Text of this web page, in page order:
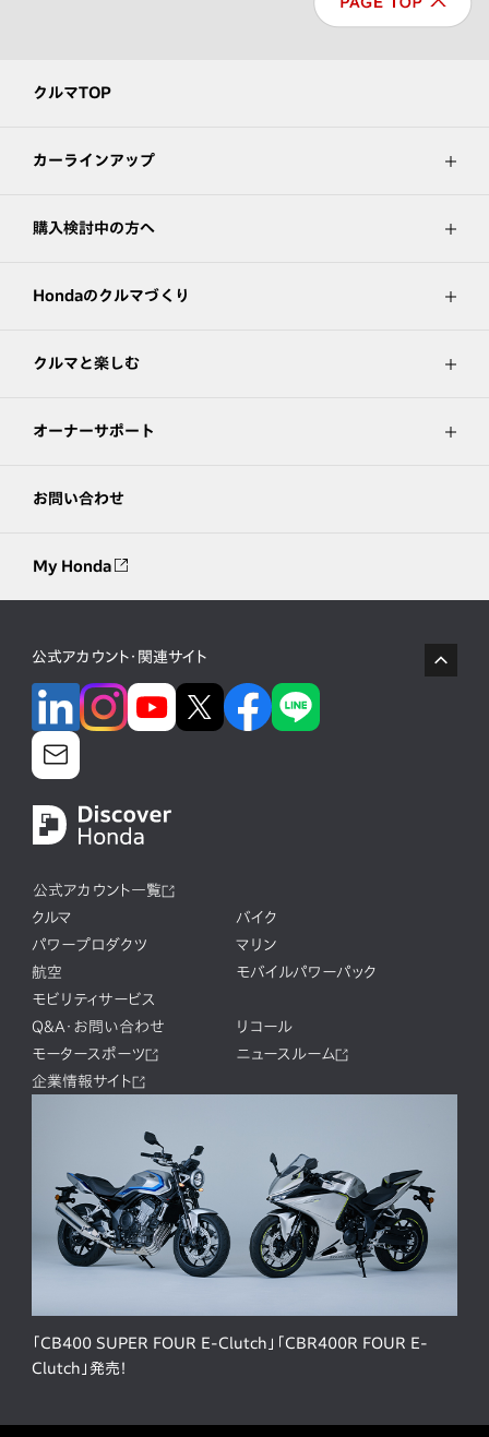
クルマTOP
カーラインアップ
購入検討中の方へ
Hondaのクルマづくり
クルマと楽しむ
オーナーサポート
お問い合わせ
My Honda
公式アカウント・関連サイト
公式アカウント一覧
クルマ
バイク
パワープロダクツ
マリン
航空
モバイルパワーパック
モビリティサービス
Q&A・お問い合わせ
リコール
モータースポーツ
ニュースルーム
企業情報サイト
「CB400 SUPER FOUR E-Clutch」「CBR400R FOUR E-
Clutch」発売！